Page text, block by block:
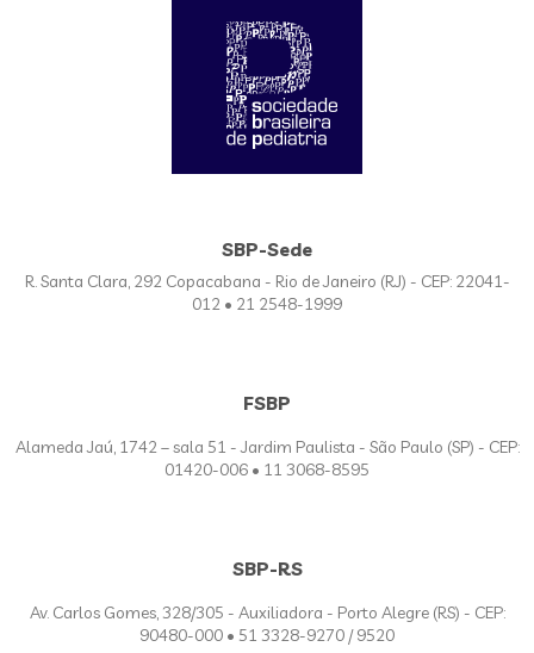
SBP-Sede
R. Santa Clara, 292 Copacabana - Rio de Janeiro (RJ) - CEP: 22041-
012 • 21 2548-1999
FSBP
Alameda Jaú, 1742 – sala 51 - Jardim Paulista - São Paulo (SP) - CEP:
01420-006 • 11 3068-8595
SBP-RS
Av. Carlos Gomes, 328/305 - Auxiliadora - Porto Alegre (RS) - CEP:
90480-000 • 51 3328-9270 / 9520